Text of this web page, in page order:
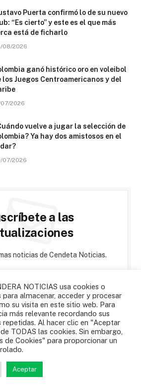
Puerta confirmó lo de su nuevo
“Es cierto” y este es el que más
está de ficharlo
08/2026
ganó histórico oro en voleibol
los Juegos Centroamericanos y del
07/2026
vuelve a jugar la selección de
Ya hay dos amistosos en el
07/2026
a las
noticias de Cendeta Noticias.
acepta nuestros términos y
de
Política de privacidad
NOTICIAS usa cookies o
almacenar, acceder y procesar
su visita en este sitio web. Para
más relevante recordando sus
repetidas. Al hacer clic en "Aceptar
TODAS las cookies. Sin embargo,
de Cookies" para proporcionar un
Aceptar